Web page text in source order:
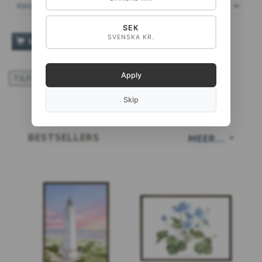
VOEG TOE AAN WINKELWAGEN
MEER...
BESTSELLERS
SEK
SVENSKA KR.
Apply
Skip